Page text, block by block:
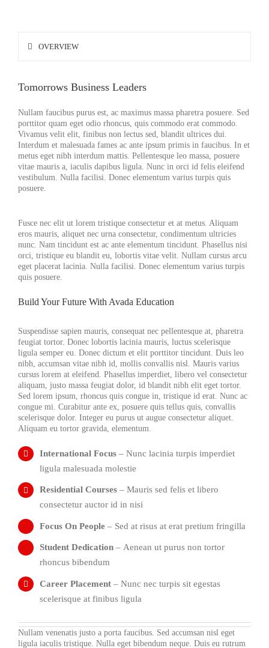
OVERVIEW
Tomorrows Business Leaders
Nullam faucibus purus est, ac maximus massa pharetra posuere. Sed
porttitor quam eget odio rhoncus, quis commodo erat commodo.
Vivamus velit elit, finibus non lectus sed, blandit ultrices dui.
Interdum et malesuada fames ac ante ipsum primis in faucibus. In et
metus eget nibh interdum mattis. Pellentesque leo massa, posuere
vitae mauris a, iaculis dapibus ligula. Nunc in orci id felis eleifend
vestibulum. Nulla facilisi. Donec elementum varius turpis quis
posuere.
Fusce nec elit ut lorem tristique consectetur et at metus. Aliquam
eros mauris, aliquet nec urna consectetur, condimentum ultricies
nunc. Nam tincidunt est ac ante elementum tincidunt. Phasellus nisi
orci, tristique eu blandit eu, lobortis vitae velit. Nullam cursus arcu
eget placerat lacinia. Nulla facilisi. Donec elementum varius turpis
quis posuere.
Build Your Future With Avada Education
Suspendisse sapien mauris, consequat nec pellentesque at, pharetra
feugiat tortor. Donec lobortis lacinia mauris, luctus scelerisque
ligula semper eu. Donec dictum et elit porttitor tincidunt. Duis leo
nibh, accumsan vitae nibh id, mollis convallis nisl. Mauris varius
cursus lorem at eleifend. Phasellus imperdiet, libero vel consectetur
aliquam, justo massa feugiat dolor, id blandit nibh elit eget tortor.
Sed lorem ipsum, rhoncus quis congue in, tristique id erat. Nunc ac
congue mi. Curabitur ante ex, posuere quis tellus quis, convallis
scelerisque dolor. Integer eu purus ut augue consectetur aliquet.
Aliquam eu tortor gravida, elementum.
International Focus – Nunc lacinia turpis imperdiet
ligula malesuada molestie
Residential Courses – Mauris sed felis et libero
consectetur auctor id in nisi
Focus On People – Sed at risus at erat pretium fringilla
Student Dedication – Aenean ut purus non tortor
rhoncus bibendum
Career Placement – Nunc nec turpis sit egestas
scelerisque at finibus ligula
Nullam venenatis justo a porta faucibus. Sed accumsan nisl eget
ligula iaculis tristique. Nulla eget bibendum neque. Duis eu rutrum